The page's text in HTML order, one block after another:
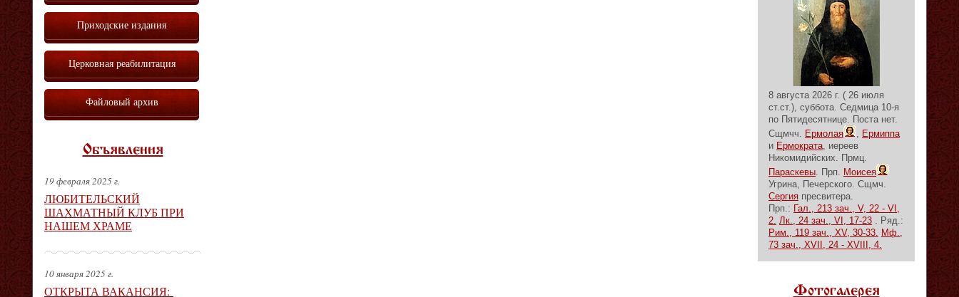
Приходские издания
Церковная реабилитация
Файловый архив
Объявления
19 февраля 2025 г.
ЛЮБИТЕЛЬСКИЙ
ШАХМАТНЫЙ КЛУБ ПРИ
НАШЕМ ХРАМЕ
10 января 2025 г.
ОТКРЫТА ВАКАНСИЯ:
8 августа 2026 г. ( 26 июля
ст.ст.), суббота. Седмица 10-я
по Пятидесятнице. Поста нет.
Сщмчч. Ермолая , Ермиппа
и Ермократа, иереев
Никомидийских. Прмц.
Параскевы. Прп. Моисея
Угрина, Печерского. Сщмч.
Сергия пресвитера.
Прп.: Гал., 213 зач., V, 22 - VI,
2. Лк., 24 зач., VI, 17-23 . Ряд.:
Рим., 119 зач., XV, 30-33. Мф.,
73 зач., XVII, 24 - XVIII, 4.
Фотогалерея